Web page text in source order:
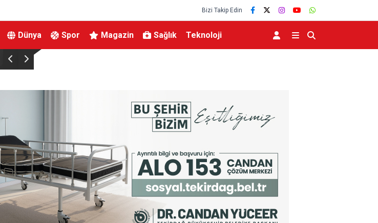
Bizi Takip Edin
Dünya Spor Magazin Sağlık Teknoloji
MGK 6 Ağustos 2026 Toplantısında Bölgesel Güvenlik Gündemi